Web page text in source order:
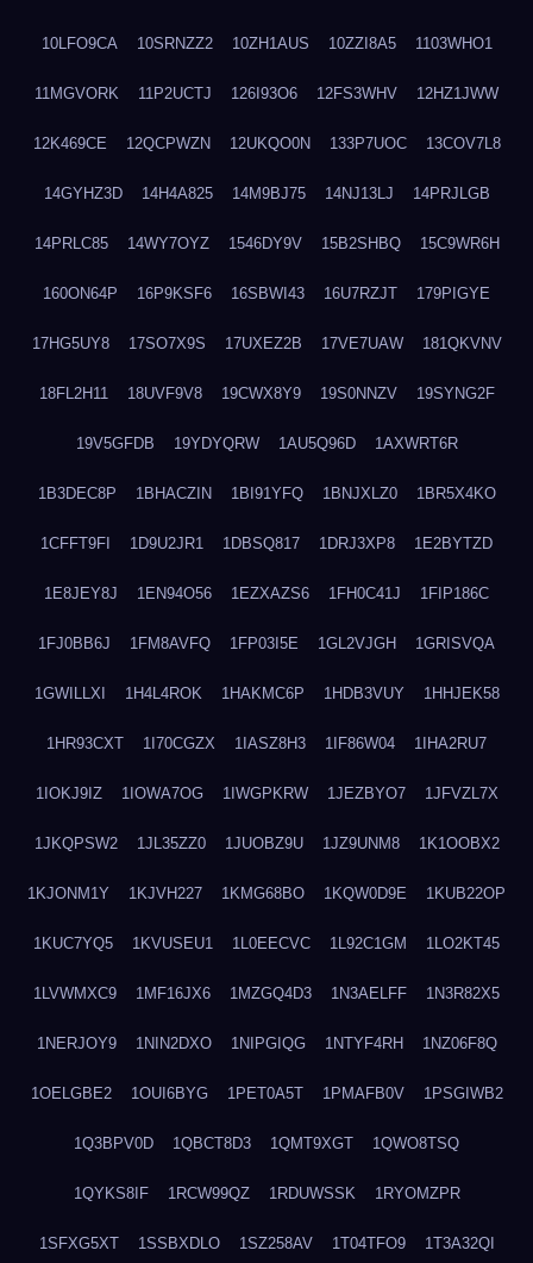
10LFO9CA 10SRNZZ2 10ZH1AUS 10ZZI8A5 1103WHO1
11MGVORK 11P2UCTJ 126I93O6 12FS3WHV 12HZ1JWW
12K469CE 12QCPWZN 12UKQO0N 133P7UOC 13COV7L8
14GYHZ3D 14H4A825 14M9BJ75 14NJ13LJ 14PRJLGB
14PRLC85 14WY7OYZ 1546DY9V 15B2SHBQ 15C9WR6H
160ON64P 16P9KSF6 16SBWI43 16U7RZJT 179PIGYE
17HG5UY8 17SO7X9S 17UXEZ2B 17VE7UAW 181QKVNV
18FL2H11 18UVF9V8 19CWX8Y9 19S0NNZV 19SYNG2F
19V5GFDB 19YDYQRW 1AU5Q96D 1AXWRT6R
1B3DEC8P 1BHACZIN 1BI91YFQ 1BNJXLZ0 1BR5X4KO
1CFFT9FI 1D9U2JR1 1DBSQ817 1DRJ3XP8 1E2BYTZD
1E8JEY8J 1EN94O56 1EZXAZS6 1FH0C41J 1FIP186C
1FJ0BB6J 1FM8AVFQ 1FP03I5E 1GL2VJGH 1GRISVQA
1GWILLXI 1H4L4ROK 1HAKMC6P 1HDB3VUY 1HHJEK58
1HR93CXT 1I70CGZX 1IASZ8H3 1IF86W04 1IHA2RU7
1IOKJ9IZ 1IOWA7OG 1IWGPKRW 1JEZBYO7 1JFVZL7X
1JKQPSW2 1JL35ZZ0 1JUOBZ9U 1JZ9UNM8 1K1OOBX2
1KJONM1Y 1KJVH227 1KMG68BO 1KQW0D9E 1KUB22OP
1KUC7YQ5 1KVUSEU1 1L0EECVC 1L92C1GM 1LO2KT45
1LVWMXC9 1MF16JX6 1MZGQ4D3 1N3AELFF 1N3R82X5
1NERJOY9 1NIN2DXO 1NIPGIQG 1NTYF4RH 1NZ06F8Q
1OELGBE2 1OUI6BYG 1PET0A5T 1PMAFB0V 1PSGIWB2
1Q3BPV0D 1QBCT8D3 1QMT9XGT 1QWO8TSQ
1QYKS8IF 1RCW99QZ 1RDUWSSK 1RYOMZPR
1SFXG5XT 1SSBXDLO 1SZ258AV 1T04TFO9 1T3A32QI